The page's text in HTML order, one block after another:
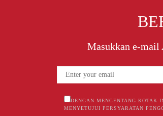
Masukkan e-mail
DENGAN MENCENTANG KOTAK
MENYETUJUI PERSYARATAN